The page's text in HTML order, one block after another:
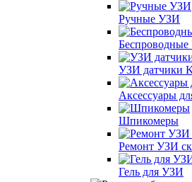
Ручные УЗИ
УЗИ датчики
Аксессуары
Шпикомеры
Ремонт УЗИ
Гель для УЗИ